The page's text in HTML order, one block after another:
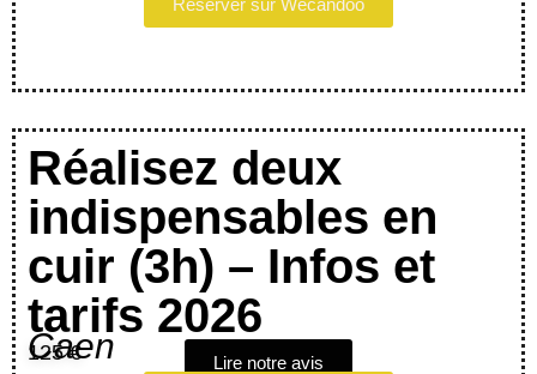
Réserver sur Wecandoo
Réalisez deux
indispensables en
cuir (3h) – Infos et
tarifs 2026
Caen
125 €
Lire notre avis